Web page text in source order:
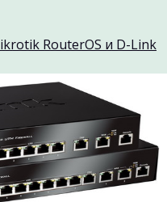
RouterOS и D-Link